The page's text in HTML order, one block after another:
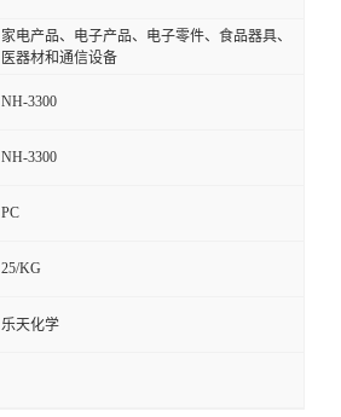
家电产品、电子产品、电子零件、食品器具、
医器材和通信设备
NH-3300
NH-3300
PC
25/KG
乐天化学